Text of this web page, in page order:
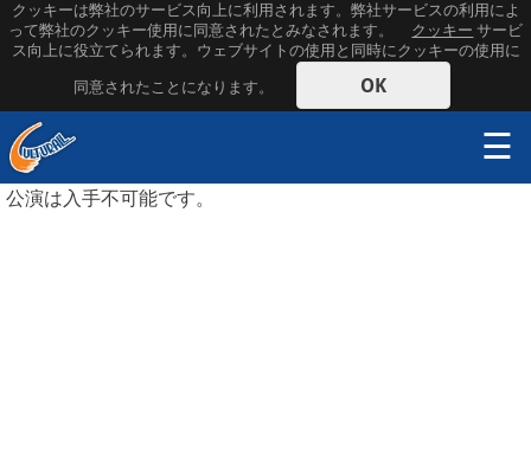
クッキーは弊社のサービス向上に利用されます。弊社サービスの利用によ
って弊社のクッキー使用に同意されたとみなされます。
クッキー サービ
ス向上に役立てられます。ウェブサイトの使用と同時にクッキーの使用に
同意されたことになります。 OK
☰
公演は入手不可能です。